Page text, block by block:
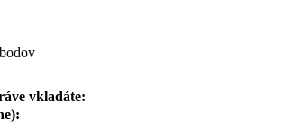
vkladáte: